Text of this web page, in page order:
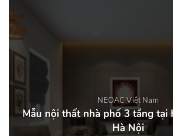
NEOAC Việt Nam
Mẫu nội thất nhà phố 3 tầng tại
Hà Nội